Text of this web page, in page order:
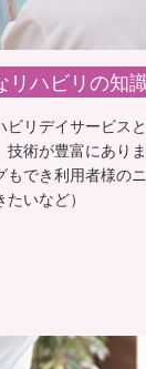
リハビリの知
リデイサービス
術が豊富にあり
でき利用者様の
いなど）
る際、大きな声で
見らなわなければ
治療院から一
予定やレクの邪魔